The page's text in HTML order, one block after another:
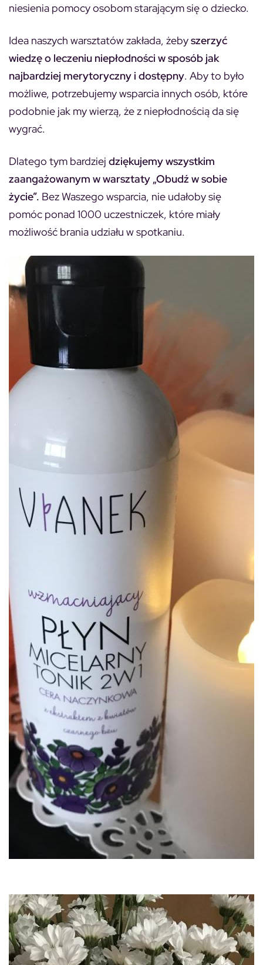
niesienia pomocy osobom starającym się o dziecko.
Idea naszych warsztatów zakłada, żebyszerzyć
wiedzę o leczeniu niepłodności w sposób jak
najbardziej merytoryczny i dostępny. Aby to było
możliwe, potrzebujemy wsparcia innych osób, które
podobnie jak my wierzą, że z niepłodnością da się
wygrać.
Dlatego tym bardziej dziękujemy wszystkim
zaangażowanym w warsztaty „Obudź w sobie
życie”. Bez Waszego wsparcia, nie udałoby się
pomóc ponad 1000 uczestniczek, które miały
możliwość brania udziału w spotkaniu.